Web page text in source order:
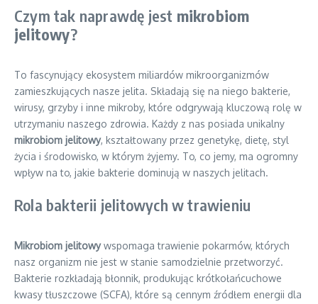
Czym tak naprawdę jest mikrobiom
jelitowy?
To fascynujący ekosystem miliardów mikroorganizmów
zamieszkujących nasze jelita. Składają się na niego bakterie,
wirusy, grzyby i inne mikroby, które odgrywają kluczową rolę w
utrzymaniu naszego zdrowia. Każdy z nas posiada unikalny
mikrobiom jelitowy, kształtowany przez genetykę, dietę, styl
życia i środowisko, w którym żyjemy. To, co jemy, ma ogromny
wpływ na to, jakie bakterie dominują w naszych jelitach.
Rola bakterii jelitowych w trawieniu
Mikrobiom jelitowywspomaga trawienie pokarmów, których
nasz organizm nie jest w stanie samodzielnie przetworzyć.
Bakterie rozkładają błonnik, produkując krótkołańcuchowe
kwasy tłuszczowe (SCFA), które są cennym źródłem energii dla